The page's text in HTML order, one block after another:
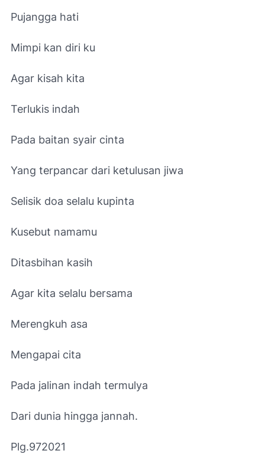
Pujangga hati
Mimpi kan diri ku
Agar kisah kita
Terlukis indah
Pada baitan syair cinta
Yang terpancar dari ketulusan jiwa
Selisik doa selalu kupinta
Kusebut namamu
Ditasbihan kasih
Agar kita selalu bersama
Merengkuh asa
Mengapai cita
Pada jalinan indah termulya
Dari dunia hingga jannah.
Plg.972021